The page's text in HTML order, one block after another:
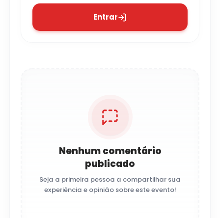
Entrar
Nenhum comentário
publicado
Seja a primeira pessoa a compartilhar sua
experiência e opinião sobre este evento!